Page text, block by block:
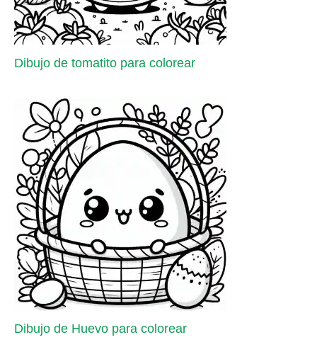
Dibujo de tomatito para colorear
Dibujo de Huevo para colorear